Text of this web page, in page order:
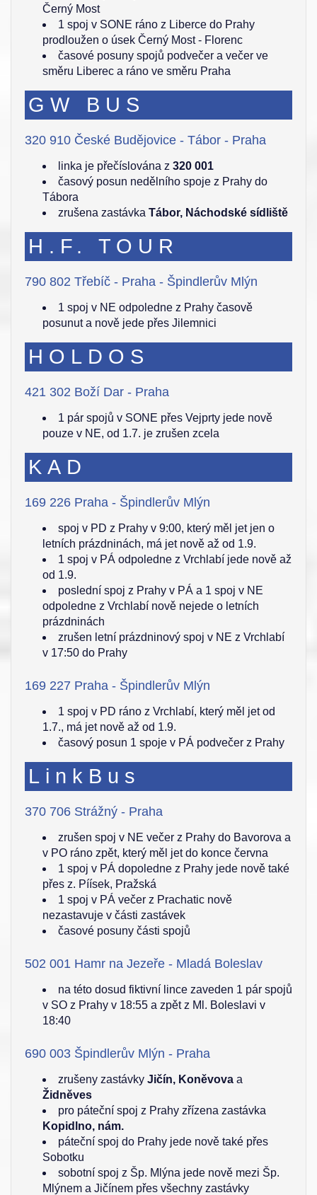
Černý Most
1 spoj v SONE ráno z Liberce do Prahy
prodloužen o úsek Černý Most - Florenc
časové posuny spojů podvečer a večer ve
směru Liberec a ráno ve směru Praha
GW BUS
320 910 České Budějovice - Tábor - Praha
linka je přečíslována z 320 001
časový posun nedělního spoje z Prahy do
Tábora
zrušena zastávka Tábor, Náchodské sídliště
H.F. TOUR
790 802 Třebíč - Praha - Špindlerův Mlýn
1 spoj v NE odpoledne z Prahy časově
posunut a nově jede přes Jilemnici
HOLDOS
421 302 Boží Dar - Praha
1 pár spojů v SONE přes Vejprty jede nově
pouze v NE, od 1.7. je zrušen zcela
KAD
169 226 Praha - Špindlerův Mlýn
spoj v PD z Prahy v 9:00, který měl jet jen o
letních prázdninách, má jet nově až od 1.9.
1 spoj v PÁ odpoledne z Vrchlabí jede nově až
od 1.9.
poslední spoj z Prahy v PÁ a 1 spoj v NE
odpoledne z Vrchlabí nově nejede o letních
prázdninách
zrušen letní prázdninový spoj v NE z Vrchlabí
v 17:50 do Prahy
169 227 Praha - Špindlerův Mlýn
1 spoj v PD ráno z Vrchlabí, který měl jet od
1.7., má jet nově až od 1.9.
časový posun 1 spoje v PÁ podvečer z Prahy
LinkBus
370 706 Strážný - Praha
zrušen spoj v NE večer z Prahy do Bavorova a
v PO ráno zpět, který měl jet do konce června
1 spoj v PÁ dopoledne z Prahy jede nově také
přes z. Píísek, Pražská
1 spoj v PÁ večer z Prachatic nově
nezastavuje v části zastávek
časové posuny části spojů
502 001 Hamr na Jezeře - Mladá Boleslav
na této dosud fiktivní lince zaveden 1 pár spojů
v SO z Prahy v 18:55 a zpět z Ml. Boleslavi v
18:40
690 003 Špindlerův Mlýn - Praha
zrušeny zastávky Jičín, Koněvova a
Židněves
pro páteční spoj z Prahy zřízena zastávka
Kopidlno, nám.
páteční spoj do Prahy jede nově také přes
Sobotku
sobotní spoj z Šp. Mlýna jede nově mezi Šp.
Mlýnem a Jičínem přes všechny zastávky